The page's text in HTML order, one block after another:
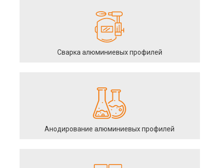
Сварка алюминиевых профилей
Анодирование алюминиевых профилей